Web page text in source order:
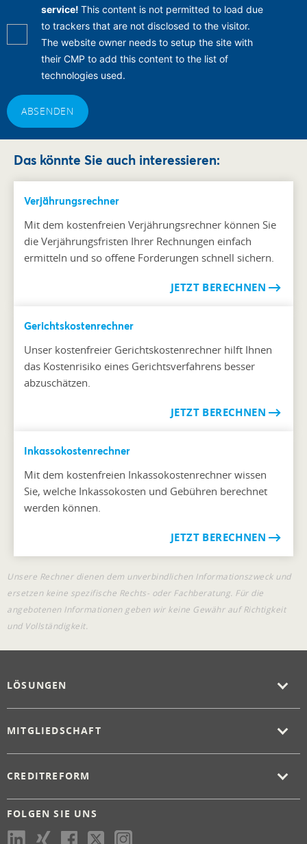
service! This content is not permitted to load due
to trackers that are not disclosed to the visitor.
The website owner needs to setup the site with
their CMP to add this content to the list of
technologies used.
ABSENDEN
Das könnte Sie auch interessieren:
Verjährungsrechner
Mit dem kostenfreien Verjährungsrechner können Sie
die Verjährungsfristen Ihrer Rechnungen einfach
ermitteln und so offene Forderungen schnell sichern.
JETZT BERECHNEN
Gerichtskostenrechner
Unser kostenfreier Gerichtskostenrechner hilft Ihnen
das Kostenrisiko eines Gerichtsverfahrens besser
abzuschätzen.
JETZT BERECHNEN
Inkassokostenrechner
Mit dem kostenfreien Inkassokostenrechner wissen
Sie, welche Inkassokosten und Gebühren berechnet
werden können.
JETZT BERECHNEN
Unsere Rechner dienen dem unverbindlichen Informationszweck und
ersetzen keine spezifische Rechts- oder Fachberatung. Für die
angebotenen Informationen geben wir keine Gewähr auf Richtigkeit
und Vollständigkeit.
LÖSUNGEN
MITGLIEDSCHAFT
CREDITREFORM
FOLGEN SIE UNS